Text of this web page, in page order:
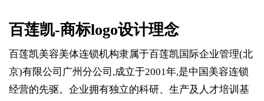
百莲凯-商标logo设计理念
百莲凯美容美体连锁机构隶属于百莲凯国际企业管理(北
京)有限公司广州分公司,成立于2001年,是中国美容连锁
经营的先驱。企业拥有独立的科研、生产及人才培训基